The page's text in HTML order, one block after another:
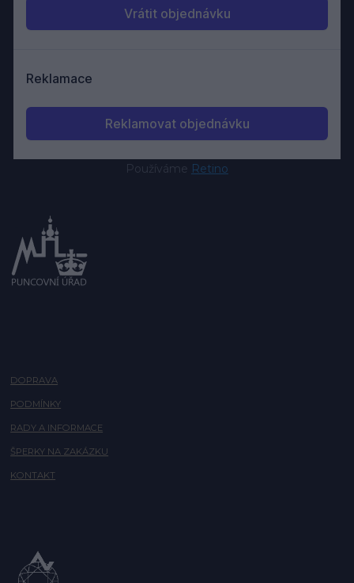
Používáme Retino
DOPRAVA
PODMÍNKY
RADY A INFORMACE
ŠPERKY NA ZAKÁZKU
KONTAKT